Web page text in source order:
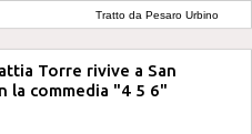
Tratto da Pesaro Urbino
Torre rivive a San
la commedia "4 5 6"